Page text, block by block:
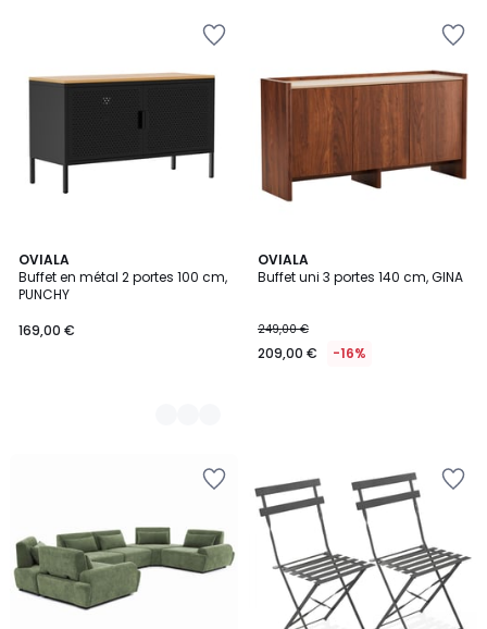
OVIALA
Buffet en métal 2 portes 100 cm,
PUNCHY
169,00 €
5
Couleurs
OVIALA
Buffet uni 3 portes 140 cm, GINA
249,00 €
209,00 € -16%